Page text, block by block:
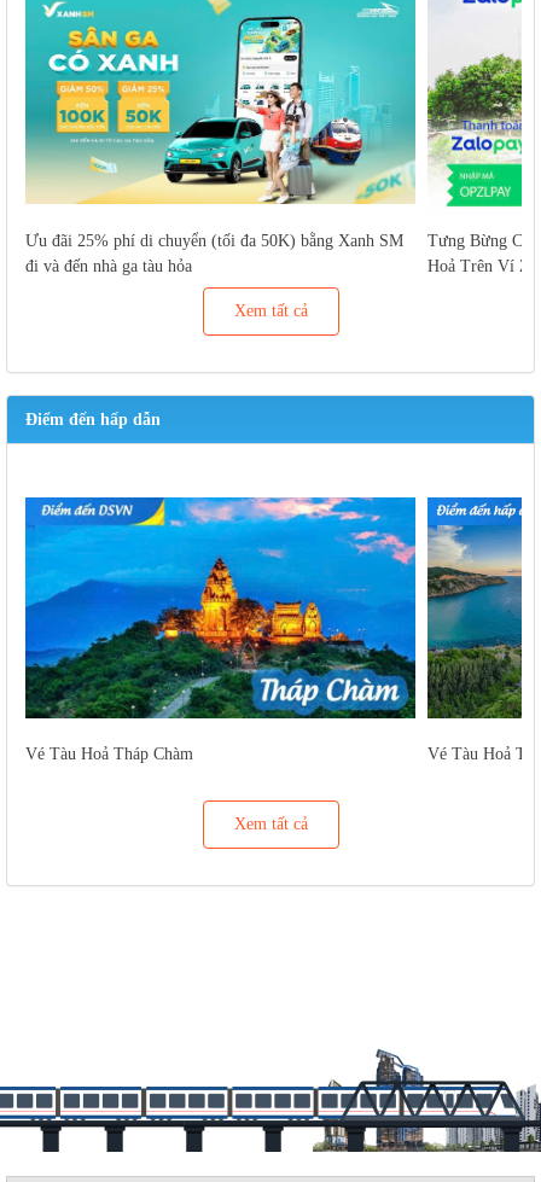
Ưu đãi 25% phí di chuyển (tối đa 50K) bằng Xanh SM
đi và đến nhà ga tàu hỏa
Tưng Bừng
Hoả Trên Ví
Xem tất cả
Điểm đến hấp dẫn
Vé Tàu Hoả Tháp Chàm Vé Tàu Hoả
Xem tất cả